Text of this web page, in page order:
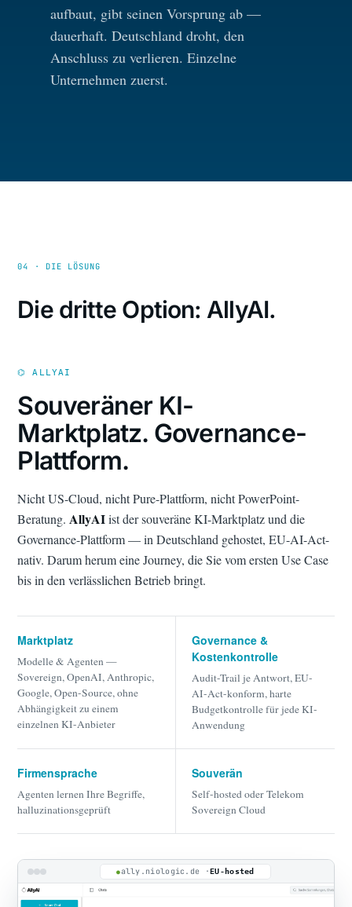
aufbaut, gibt seinen Vorsprung ab —
dauerhaft. Deutschland droht, den
Anschluss zu verlieren. Einzelne
Unternehmen zuerst.
04 · DIE LÖSUNG
Die dritte Option: AllyAI.
⌬ ALLYAI
Souveräner KI-
Marktplatz. Governance-
Plattform.
Nicht US-Cloud, nicht Pure-Plattform, nicht PowerPoint-
Beratung. AllyAIist der souveräne KI-Marktplatz und die
Governance-Plattform — in Deutschland gehostet, EU-AI-Act-
nativ. Darum herum eine Journey, die Sie vom ersten Use Case
bis in den verlässlichen Betrieb bringt.
Marktplatz
Modelle & Agenten —
Sovereign, OpenAI, Anthropic,
Google, Open-Source, ohne
Abhängigkeit zu einem
einzelnen KI-Anbieter
Governance &
Kostenkontrolle
Audit-Trail je Antwort, EU-
AI-Act-konform, harte
Budgetkontrolle für jede KI-
Anwendung
Firmensprache
Agenten lernen Ihre Begriffe,
halluzinationsgeprüft
Souverän
Self-hosted oder Telekom
Sovereign Cloud
●ally.niologic.de ·EU-hosted